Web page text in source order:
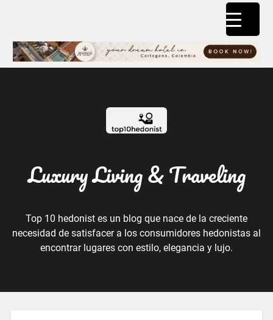
Luxury Living & Traveling
Top 10 hedonist es un blog que nace de la creciente
necesidad de satisfacer a los consumidores hedonistas al
encontrar lugares con estilo, elegancia y lujo.